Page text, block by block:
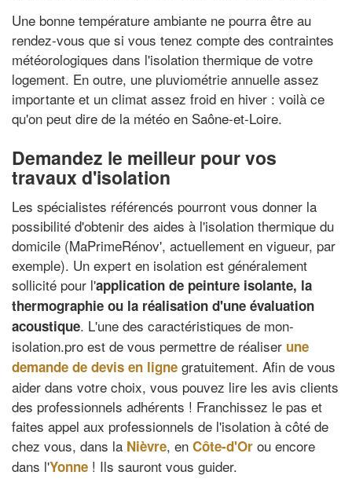
Une bonne température ambiante ne pourra être au
rendez-vous que si vous tenez compte des contraintes
météorologiques dans l'isolation thermique de votre
logement. En outre, une pluviométrie annuelle assez
importante et un climat assez froid en hiver : voilà ce
qu'on peut dire de la météo en Saône-et-Loire.
Demandez le meilleur pour vos
travaux d'isolation
Les spécialistes référencés pourront vous donner la
possibilité d'obtenir des aides à l'isolation thermique du
domicile (MaPrimeRénov', actuellement en vigueur, par
exemple). Un expert en isolation est généralement
sollicité pour l'application de peinture isolante, la
thermographie ou la réalisation d'une évaluation
acoustique. L'une des caractéristiques de mon-
isolation.pro est de vous permettre de réaliser une
demande de devis en ligne gratuitement. Afin de vous
aider dans votre choix, vous pouvez lire les avis clients
des professionnels adhérents ! Franchissez le pas et
faites appel aux professionnels de l'isolation à côté de
chez vous, dans la Nièvre, en Côte-d'Or ou encore
dans l'Yonne ! Ils sauront vous guider.